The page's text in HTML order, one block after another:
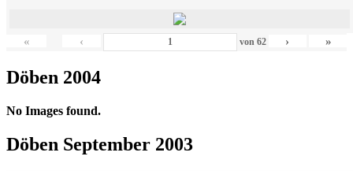
« ‹ von 62 › »
Döben 2004
No Images found.
Döben September 2003